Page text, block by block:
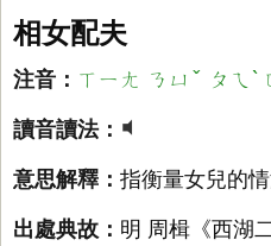
相女配夫
注音： ㄒㄧㄤ ㄋㄩˇ ㄆㄟˋ
讀音讀法：
意思解釋： 指衡量女兒的
出處典故： 明 周楫《西湖